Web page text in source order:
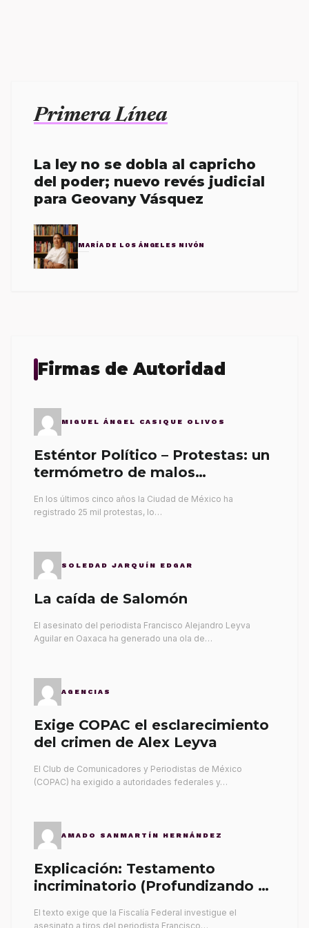
Primera Línea
La ley no se dobla al capricho
del poder; nuevo revés judicial
para Geovany Vásquez
MARÍA DE LOS ÁNGELES NIVÓN
Firmas de Autoridad
MIGUEL ÁNGEL CASIQUE OLIVOS
Esténtor Político – Protestas: un
termómetro de malos
En los últimos cinco años la Ciudad de México ha
registrado 25 mil protestas, lo…
SOLEDAD JARQUÍN EDGAR
La caída de Salomón
El asesinato del periodista Francisco Alejandro Leyva
Aguilar en Oaxaca ha generado una ola de…
AGENCIAS
Exige COPAC el esclarecimiento
del crimen de Alex Leyva
El Club de Comunicadores y Periodistas de México
(COPAC) ha exigido a autoridades federales y…
AMADO SANMARTÍN HERNÁNDEZ
Explicación: Testamento
incriminatorio (Profundizando su
El texto exige que la Fiscalía Federal investigue el
asesinato a tiros del periodista Francisco…